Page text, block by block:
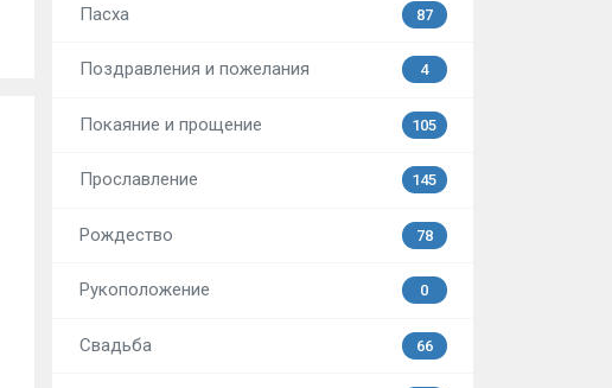
Пасха 87
Поздравления и пожелания 4
Покаяние и прощение 105
Прославление 145
Рождество 78
Рукоположение 0
Свадьба 66